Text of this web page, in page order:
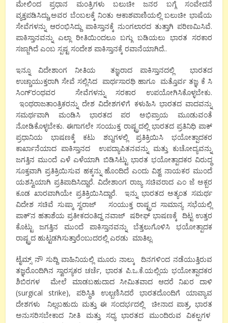
ಮೇಲಿಂದ ಪ್ರಧಾನ ಮಂತ್ರಿಗಳು ಬಲುಚೀ ಜನರ ಬಗ್ಗೆ ಸಂವೇದನೆ
ವ್ಯಕ್ತಪಡಿಸಿದ್ದು,ಅವರ ಬೆಂಬಲಕ್ಕೆ ನಿಂತು ಆಕಾಶವಾಣಿಯಲ್ಲಿ ಬಲುಚೀ ಭಾಷೆಯ
ಸೇವೆಗಳನ್ನು ಆರಂಭಿಸಿದ್ದು ಪಾಕಿಸ್ತಾನಕ್ಕೆ ನುಂಗಲಾರದ ತುತ್ತಾಗಿ ಪರಿಣಮಿಸಿವೆ.
ಪಾಕಿಸ್ತಾನವನ್ನು ಎಲ್ಲಾ ರೀತಿಯಿಂದಲೂ ಬಗ್ಗು ಬಡಿಯಲು ಭಾರತ ಸರಕಾರ
ಸಜ್ಜಾಗಿದೆ ಎಂಬ ಸ್ಪಷ್ಟ ಸಂದೇಶ ಪಾಕಿಸ್ತಾನಕ್ಕೆ ರವಾನೆಯಾಗಿದೆ..
ಇನ್ನೂ ವಿದೇಶಾಂಗ ನೀತಿಯ ತಜ್ಞರಾದ ಪಾಕಿಸ್ತಾನದಲ್ಲಿ ಭಾರತದ
ಉಚ್ಚಾಯುಕ್ತರಾಗಿ ಸೇವೆ ಸಲ್ಲಿಸಿದ ಪಾರ್ಥಸಾರಥಿ ಹಾಗೂ ಮತ್ತೊರ್ವ ತಜ್ಞ ಕೆ ಸಿ
ಸಿಂಗ್’ರಂಥವರ ಸೇವೆಗಳನ್ನು ಸರಕಾರ ಉಪಯೋಗಿಸಿಕೊಳ್ಳಬೇಕು.
ಇಂಥರಾಜತಾಂತ್ರಿಕರನ್ನು ದೇಶ ವಿದೇಶಗಳಿಗೆ ಕಳುಹಿಸಿ ಭಾರತದ ವಾದವನ್ನು
ಸಮರ್ಥವಾಗಿ ಮಂಡಿಸಿ ಭಾರತದ ಪರ ಅಭಿಪ್ರಾಯ ಮೂಡುವಂತೆ
ನೋಡಿಕೊಳ್ಳಬೇಕು. ಈಗಾಗಲೇ ಸಂಯುಕ್ತ ರಾಷ್ಟ್ರದಲ್ಲಿ ಭಾರತದ ಪ್ರತಿನಿಧಿ ಪಾಕ್
ಪ್ರಧಾನಿಯ ಭಾಷಣಕ್ಕೆ ಕಟು ಶಬ್ದಗಳಲ್ಲಿ ಪ್ರತಿಕ್ರಿಯಿಸಿ ಭಯೋತ್ಪಾದಕರ
ಕಾರ್ಖಾನೆಯಾದ ಪಾಕಿಸ್ತಾನದ ಉಪದ್ಯಾಪಿತನವನ್ನು ಮತ್ತು ಕುಚೋದ್ಯವನ್ನು
ಜಗತ್ತಿನ ಮುಂದೆ ಎಳೆ ಎಳೆಯಾಗಿ ಬಿಡಿಸಿಟ್ಟು ಭಾರತ ಭಯೋತ್ಪಾದಕರ ವಿರುದ್ಧ
ಸೂಕ್ತವಾಗಿ ಪ್ರತಿಕ್ರಿಯಿಸುವ ಹಕ್ಕನ್ನು ಹೊಂದಿದೆ ಎಂದು ವಿಶ್ವ ನಾಯಕರ ಮುಂದೆ
ಯಶಸ್ವಿಯಾಗಿ ಪ್ರತಿಪಾದಿಸಿದ್ದಾರೆ. ವಿದೇಶಾಂಗ ರಾಜ್ಯ ಸಚಿವರಾದ ಎಂ ಜೆ ಅಕ್ಬರ
ಕೂಡ ಖಾರವಾಗಿಯೇ ಪ್ರತಿಕ್ರಿಯಿಸಿದ್ದಾರೆ. ಇನ್ನು ಭಾರತದ ಅತ್ಯಂತ ಸಮರ್ಥ
ವಿದೇಶ ಸಚಿವೆ ಸುಷ್ಮಾ ಸ್ವರಾಜ್ ಸಂಯುಕ್ತ ರಾಷ್ಟ್ರದ ಸಾಮಾನ್ಯ ಸಭೆಯಲ್ಲಿ
ಪಾಕ್’ನ ಹತಾಶೆಯ ಪ್ರತೀಕದಂತಿದ್ದ ನವಾಜ್ ಷರೀಫ್ ಭಾಷಣಕ್ಕೆ ದಿಟ್ಟ ಉತ್ತರ
ಕೊಟ್ಟು ಜಗತ್ತಿನ ಮುಂದೆ ಪಾಕಿಸ್ತಾನವನ್ನು ಬೆತ್ತಲುಗೊಳಿಸಿ ಭಯೋತ್ಪಾದಕ
ರಾಷ್ಟ್ರದ ಹುಟ್ಟಡಗಿಸುತ್ತಾರೆಂಬುದರಲ್ಲಿ ಎರಡು ಮಾತಿಲ್ಲ.
ಟೈಮ್ಸ್ ನೌ ಸುದ್ದಿ ವಾಹಿನಿಯಲ್ಲಿ ಮೂರು ನಾಲ್ಕು ದಿನಗಳಿಂದ ನಡೆಯುತ್ತಿರುವ
ತಜ್ಞರೊಂದಿಗಿನ ಸ್ವಾರಸ್ಯಕರ ಚರ್ಚೆ, ಭಾರತ ಪಿ.ಒ.ಕೆ.ಯಲ್ಲಿಯ ಭಯೋತ್ಪಾದಕರ
ಶಿಬಿರಗಳ ಮೇಲೆ ಮಾಡಬಹುದಾದ ಸೀಮಿತವಾದ ಆದರೆ ನಿಖರ ದಾಳಿ
(surgical strike), ಪರಿಸ್ಥಿತಿ ಉಲ್ಬಣಿಸಿದರೆ ಭಾರತದೊಂದಿಗೆ ಯಾವ್ಯಾವ
ದೇಶಗಳು ನಿಲ್ಲಬಹುದು ಮತ್ತು ಈ ಸಂದರ್ಭದಲ್ಲಿ ಚೀನಾದ ಪಾತ್ರ, ಭಾರತ
ಅನುಸರಿಸಬೇಕಾದ ನೀತಿ ಮತ್ತು ಸಧ್ಯ ಭಾರತದ ಮುಂದಿರುವ ವಿಕಲ್ಪಗಳ